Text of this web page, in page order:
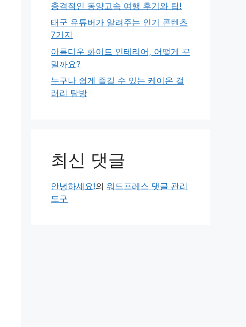
충격적인 동양고속 여행 후기와 팁!
태군 유튜버가 알려주는 인기 콘텐츠
7가지
아름다운 화이트 인테리어, 어떻게 꾸
밀까요?
누구나 쉽게 즐길 수 있는 케이온 갤
러리 탐방
최신 댓글
안녕하세요!의 워드프레스 댓글 관리
도구